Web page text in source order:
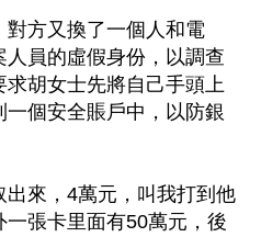
方又換了一個人和電
員的虛假身份，以調查
胡女士先將自己手頭上
個安全賬戶中，以防銀
來，4萬元，叫我打到他
張卡里面有50萬元，後